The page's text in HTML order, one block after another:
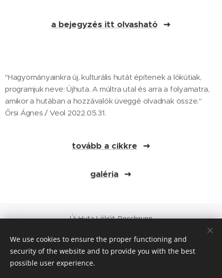
a bejegyzés itt olvasható
"Hagyományainkra új, kulturális hutát építenek a lókútiak,
programjuk neve: Újhuta. A múltra utal és arra a folyamatra,
amikor a hutában a hozzávalók üveggé olvadnak össze."
Őrsi Ágnes / Veol 2022.05.31.
tovább a cikkre
galéria
Új Huta Lókút-Rossbrunn
Európa Kultúrális Fővárosa
PAJTA PROJEKT
We use cookies to ensure the proper functioning and
security of the website and to provide you with the best
possible user experience.